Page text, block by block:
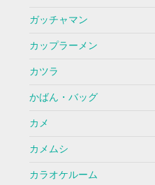
ガッチャマン
カップラーメン
カツラ
かばん・バッグ
カメ
カメムシ
カラオケルーム